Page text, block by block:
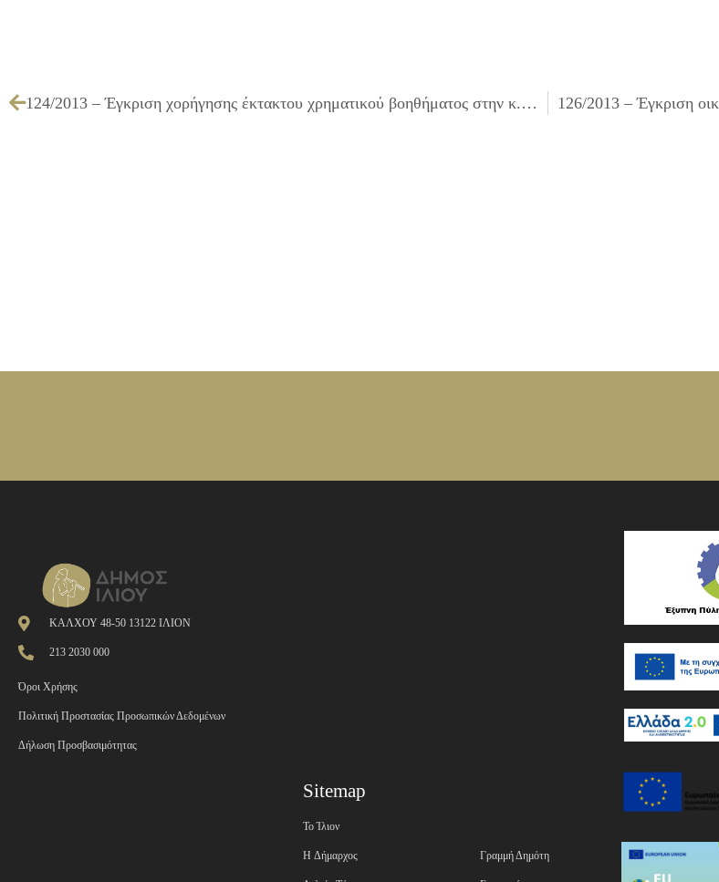
124/2013 – Έγκριση χορήγησης έκτακτου χρηματικού βοηθήματος στην κ. Μ.Κ. άπορο κάτοικο του Δήμου
ΚΑΛΧΟΥ 48-50 13122 ΙΛΙΟΝ
213 2030 000
Όροι Χρήσης
Πολιτική Προστασίας Προσωπικών Δεδομένων
Δήλωση Προσβασιμότητας
Sitemap
Το Ίλιον
H Δήμαρχος Γραμμή Δημότη